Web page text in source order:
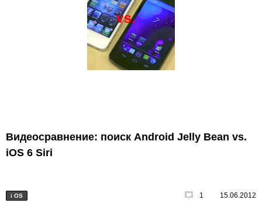
Видеосравнение: поиск Android Jelly Bean vs.
iOS 6 Siri
i OS 1 15.06.2012